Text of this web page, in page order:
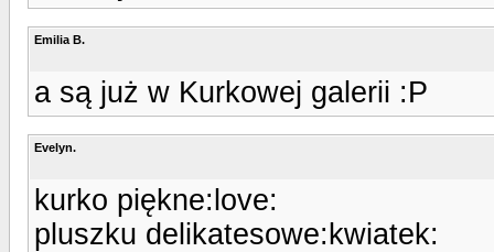
Emilia B.
a są już w Kurkowej galerii :P
Evelyn.
kurko piękne:love:
pluszku delikatesowe:kwiatek: